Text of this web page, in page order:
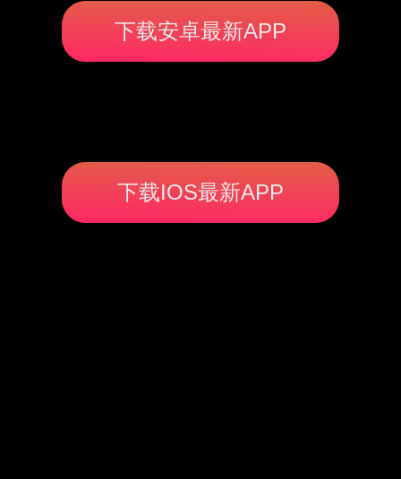
下载安卓最新APP
下载IOS最新APP